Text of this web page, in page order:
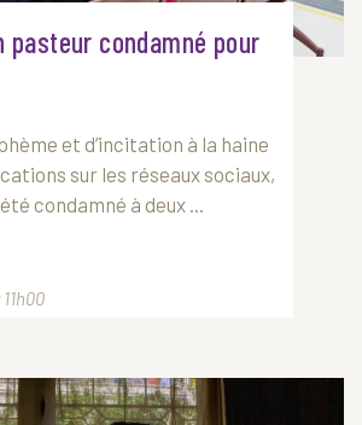
pasteur condamné pour
et d’incitation à la haine
sur les réseaux sociaux,
condamné à deux ...